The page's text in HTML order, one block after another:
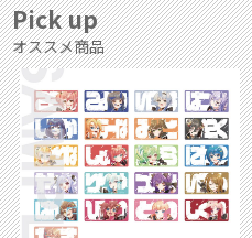
Pick up
オススメ商品